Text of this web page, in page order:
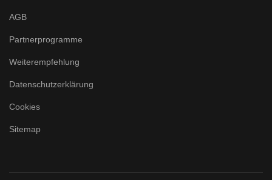
AGB
Partnerprogramme
Weiterempfehlung
Datenschutzerklärung
Cookies
Sitemap